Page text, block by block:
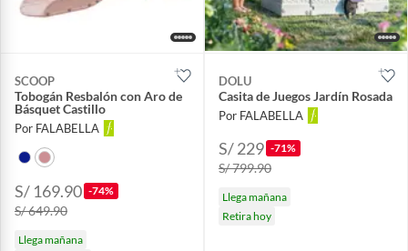
SCOOP
Tobogán Resbalón con Aro de
Básquet Castillo
Por FALABELLA
S/ 169.90 -74%
S/ 649.90
Llega mañana
DOLU
Casita de Juegos Jardín Rosada
Por FALABELLA
S/ 229 -71%
S/ 799.90
Llega mañana
Retira hoy